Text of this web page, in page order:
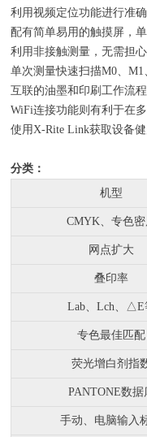
利用视频定位功能进行准
配有简单易用的触摸屏，
利用非接触测量，无需担
单次测量快速扫描M0、M1
互联的油墨和印刷工作流
WiFi连接功能则有利于在
使用X-Rite Link获取设备
分类：
机型
CMYK、专色密
网点扩大
叠印率
Lab、Lch、△E
专色最佳匹配
荧光增白剂指
PANTONE数据
手动、电脑输入